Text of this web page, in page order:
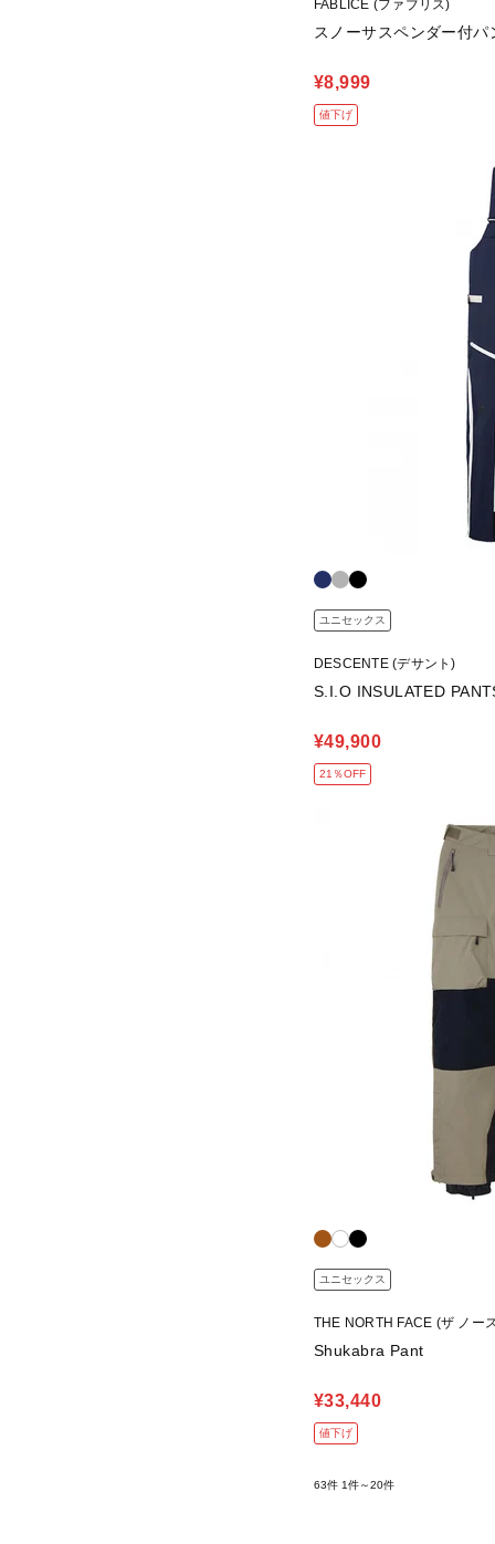
FABLICE (ファブリス)
スノーサスペンダー付
¥8,999
値下げ
ユニセックス
DESCENTE (デサント)
S.I.O INSULATED
¥49,900
21％OFF
ユニセックス
THE NORTH FACE (ザ ノー
Shukabra Pant
¥33,440
値下げ
63件 1件～20件